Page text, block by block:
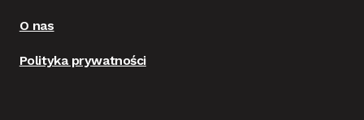
O nas
Polityka prywatności